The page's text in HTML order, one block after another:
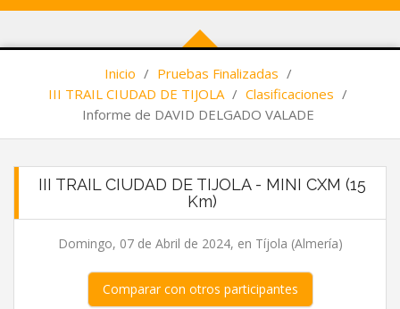
Inicio / Pruebas Finalizadas /
III TRAIL CIUDAD DE TIJOLA / Clasificaciones /
Informe de DAVID DELGADO VALADE
III TRAIL CIUDAD DE TIJOLA - MINI CXM (15
Km)
Domingo, 07 de Abril de 2024, en Tíjola (Almería)
Comparar con otros participantes